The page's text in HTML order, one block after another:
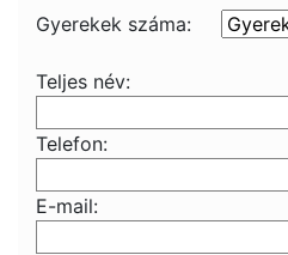
Gyerekek száma:
Teljes név:
Telefon:
E-mail: